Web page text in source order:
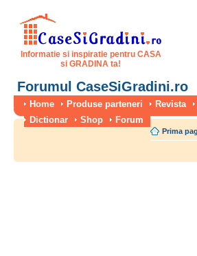
Informatie si inspiratie pentru CASA
si GRADINA ta!
Forumul CaseSiGradini.ro
Home Produse parteneri Revista
Dictionar
Shop Forum
Prima